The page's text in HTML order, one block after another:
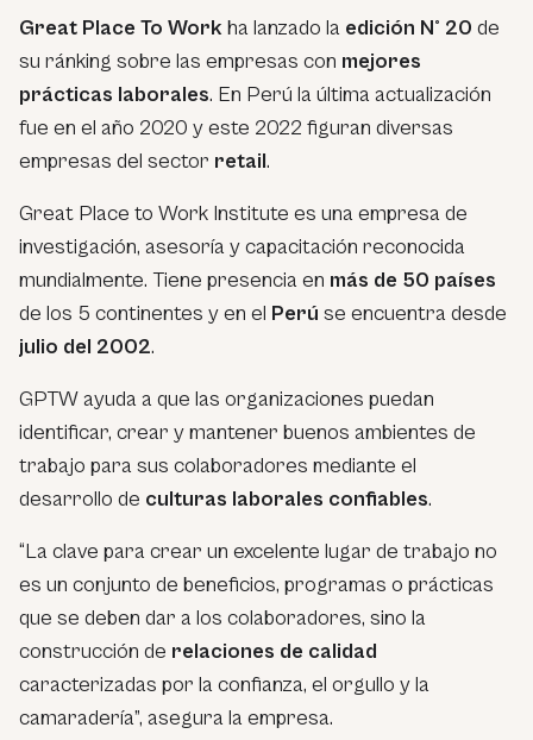
Great Place To Work ha lanzado la edición N° 20 de
su ránking sobre las empresas con mejores
prácticas laborales. En Perú la última actualización
fue en el año 2020 y este 2022 figuran diversas
empresas del sector retail.
Great Place to Work Institute es una empresa de
investigación, asesoría y capacitación reconocida
mundialmente. Tiene presencia en más de 50 países
de los 5 continentes y en el Perú se encuentra desde
julio del 2002.
GPTW ayuda a que las organizaciones puedan
identificar, crear y mantener buenos ambientes de
trabajo para sus colaboradores mediante el
desarrollo de culturas laborales confiables.
“La clave para crear un excelente lugar de trabajo no
es un conjunto de beneficios, programas o prácticas
que se deben dar a los colaboradores, sino la
construcción de relaciones de calidad
caracterizadas por la confianza, el orgullo y la
camaradería”, asegura la empresa.